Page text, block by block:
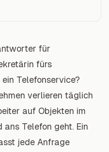
für
fürs
Telefonservice?
verlieren täglich
auf Objekten im
ans Telefon geht. Ein
jede Anfrage